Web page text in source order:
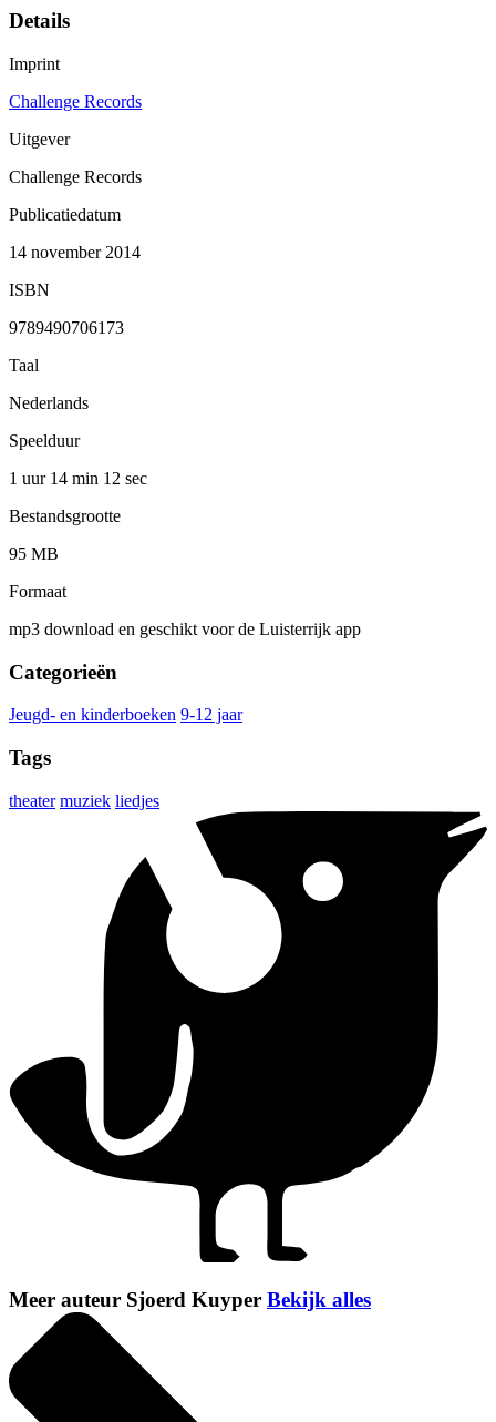
Details
Imprint
Challenge Records
Uitgever
Challenge Records
Publicatiedatum
14 november 2014
ISBN
9789490706173
Taal
Nederlands
Speelduur
1 uur 14 min 12 sec
Bestandsgrootte
95 MB
Formaat
mp3 download en geschikt voor de Luisterrijk app
Categorieën
Jeugd- en kinderboeken 9-12 jaar
Tags
theater muziek liedjes
Meer auteur Sjoerd Kuyper Bekijk alles